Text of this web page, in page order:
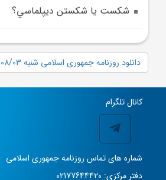
شکست يا شکستن ديپلماسي؟
دانلود روزنامه جمهوری اسلامی شنبه 1404/08/03 شماره 13214
کانال تلگرام
شماره های تماس روزنامه جمهوری اسلامی
دفتر مرکزی: 02177644420